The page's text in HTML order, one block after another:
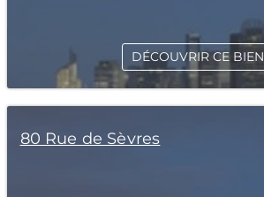
DÉCOUVRIR CE BIEN
80 Rue de Sèvres